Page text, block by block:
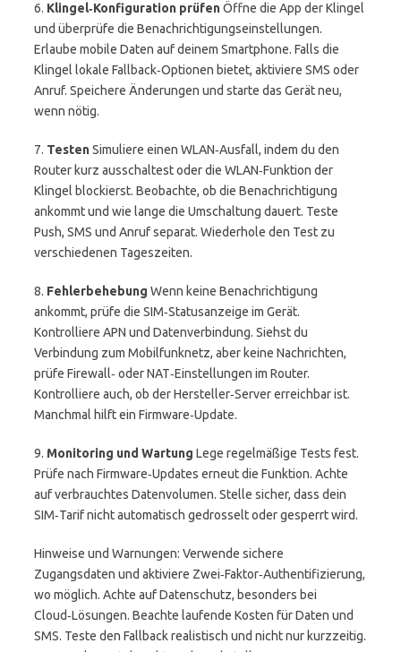
6. Klingel‑Konfiguration prüfenÖffne die App der Klingel
und überprüfe die Benachrichtigungseinstellungen.
Erlaube mobile Daten auf deinem Smartphone. Falls die
Klingel lokale Fallback‑Optionen bietet, aktiviere SMS oder
Anruf. Speichere Änderungen und starte das Gerät neu,
wenn nötig.
7. TestenSimuliere einen WLAN‑Ausfall, indem du den
Router kurz ausschaltest oder die WLAN‑Funktion der
Klingel blockierst. Beobachte, ob die Benachrichtigung
ankommt und wie lange die Umschaltung dauert. Teste
Push, SMS und Anruf separat. Wiederhole den Test zu
verschiedenen Tageszeiten.
8. Fehlerbehebung Wenn keine Benachrichtigung
ankommt, prüfe die SIM‑Statusanzeige im Gerät.
Kontrolliere APN und Datenverbindung. Siehst du
Verbindung zum Mobilfunknetz, aber keine Nachrichten,
prüfe Firewall‑ oder NAT‑Einstellungen im Router.
Kontrolliere auch, ob der Hersteller‑Server erreichbar ist.
Manchmal hilft ein Firmware‑Update.
9. Monitoring und Wartung Lege regelmäßige Tests fest.
Prüfe nach Firmware‑Updates erneut die Funktion. Achte
auf verbrauchtes Datenvolumen. Stelle sicher, dass dein
SIM‑Tarif nicht automatisch gedrosselt oder gesperrt wird.
Hinweise und Warnungen: Verwende sichere
Zugangsdaten und aktiviere Zwei‑Faktor‑Authentifizierung,
wo möglich. Achte auf Datenschutz, besonders bei
Cloud‑Lösungen. Beachte laufende Kosten für Daten und
SMS. Teste den Fallback realistisch und nicht nur kurzzeitig.